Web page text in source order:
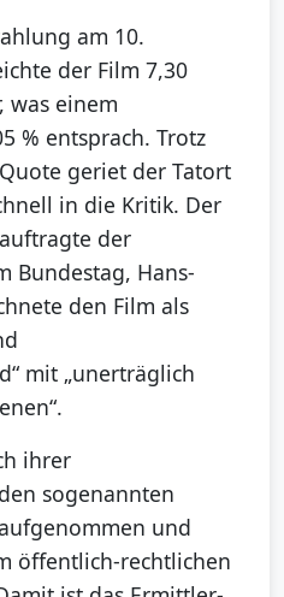
am 10.
der Film 7,30
was einem
% entsprach. Trotz
geriet der Tatort
in die Kritik. Der
der
Bundestag, Hans-
den Film als
mit „unerträglich
ihrer
sogenannten
und
öffentlich-rechtlichen